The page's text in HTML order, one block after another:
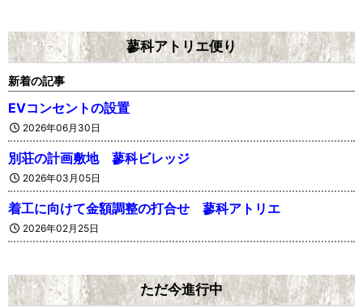
蓼科アトリエ便り
新着の記事
EVコンセントの設置
2026年06月30日
別荘の計画敷地 蓼科ビレッジ
2026年03月05日
着工に向けて金額調整の打合せ 蓼科アトリエ
2026年02月25日
ただ今進行中